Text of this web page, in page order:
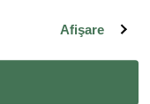
Afişare